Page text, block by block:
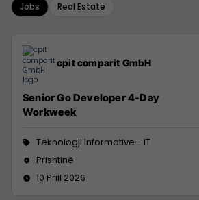
Jobs Real Estate
cpit comparit GmbH
Senior Go Developer 4-Day
Workweek
Teknologji Informative - IT
Prishtinë
10 Prill 2026